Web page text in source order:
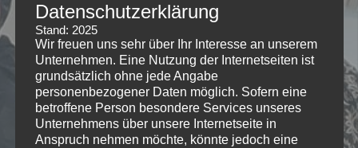
Datenschutzerklärung
Stand: 2025
Wir freuen uns sehr über Ihr Interesse an unserem
Unternehmen. Eine Nutzung der Internetseiten ist
grundsätzlich ohne jede Angabe
personenbezogener Daten möglich. Sofern eine
betroffene Person besondere Services unseres
Unternehmens über unsere Internetseite in
Anspruch nehmen möchte, könnte jedoch eine